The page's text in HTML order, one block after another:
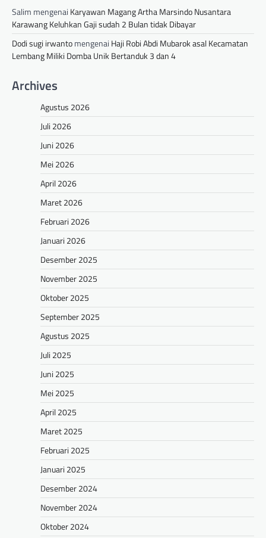
Salim mengenai Karyawan Magang Artha Marsindo Nusantara
Karawang Keluhkan Gaji sudah 2 Bulan tidak Dibayar
Dodi sugi irwantomengenai Haji Robi Abdi Mubarok asal Kecamatan
Lembang Miliki Domba Unik Bertanduk 3 dan 4
Archives
Agustus 2026
Juli 2026
Juni 2026
Mei 2026
April 2026
Maret 2026
Februari 2026
Januari 2026
Desember 2025
November 2025
Oktober 2025
September 2025
Agustus 2025
Juli 2025
Juni 2025
Mei 2025
April 2025
Maret 2025
Februari 2025
Januari 2025
Desember 2024
November 2024
Oktober 2024